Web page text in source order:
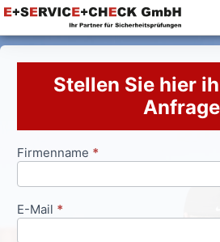
Stellen Sie hier
Anfrage
Anfrageformular
Firmenname *
E-Mail *